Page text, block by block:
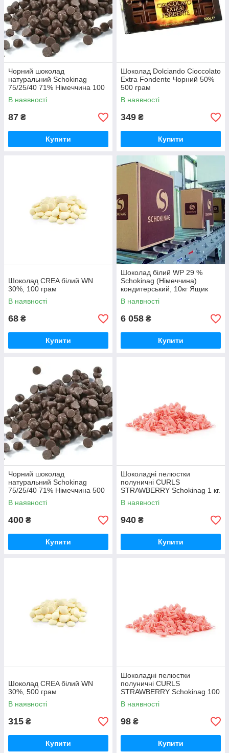
Чорний шоколад
натуральний Schokinag
75/25/40 71% Німеччина 100
грам
В наявності
87 ₴
Купити
Шоколад Dolciando Cioccolato
Extra Fondente Чорний 50%
500 грам
В наявності
349 ₴
Купити
Шоколад CREA білий WN
30%, 100 грам
В наявності
68 ₴
Купити
Шоколад білий WP 29 %
Schokinag (Німеччина)
кондитерський, 10кг Ящик
В наявності
6 058 ₴
Купити
Чорний шоколад
натуральний Schokinag
75/25/40 71% Німеччина 500
грам
В наявності
400 ₴
Купити
Шоколадні пелюстки
полуничні CURLS
STRAWBERRY Schokinag 1 кг.
В наявності
940 ₴
Купити
Шоколад CREA білий WN
30%, 500 грам
В наявності
315 ₴
Купити
Шоколадні пелюстки
полуничні CURLS
STRAWBERRY Schokinag 100
грам.
В наявності
98 ₴
Купити